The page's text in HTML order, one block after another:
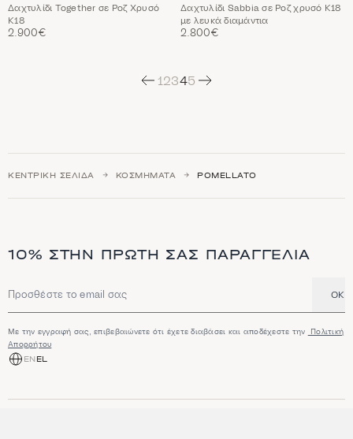
Δαχτυλίδι Together σε Ροζ Χρυσό
Κ18
2.900€
Δαχτυλίδι Sabbia σε Ροζ χρυσό Κ18
με λευκά διαμάντια
2.800€
12345 Next
ΚΕΝΤΡΙΚΉ ΣΕΛΊΔΑ ΚΟΣΜΉΜΑΤΑ POMELLATO
10% ΣΤΗΝ ΠΡΏΤΗ ΣΑΣ ΠΑΡΑΓΓΕΛΊΑ
Διεύθυνση email OK
Με την εγγραφή σας, επιβεβαιώνετε ότι έχετε διαβάσει και αποδέχεστε την
Πολιτική
Απορρήτου
EN EL